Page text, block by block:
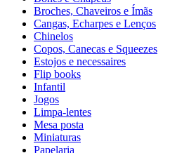
Broches, Chaveiros e Ímãs
Cangas, Echarpes e Lenços
Chinelos
Copos, Canecas e Squeezes
Estojos e necessaires
Flip books
Infantil
Jogos
Limpa-lentes
Mesa posta
Miniaturas
Papelaria